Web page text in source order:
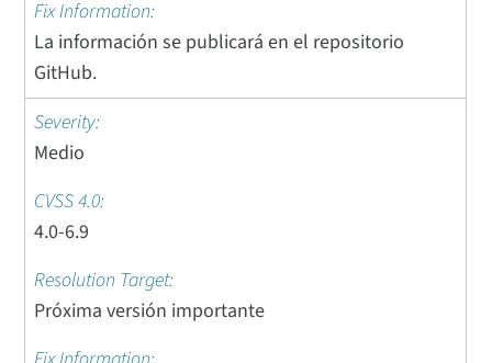
La información se publicará en el repositorio
GitHub.
Medio
4.0-6.9
Próxima versión importante